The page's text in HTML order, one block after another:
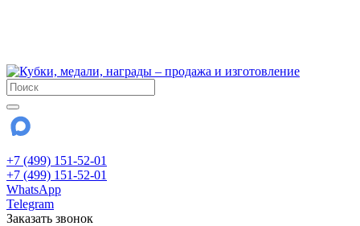
+7 (499) 151-52-01
+7 (499) 151-52-01
WhatsApp
Telegram
Заказать звонок